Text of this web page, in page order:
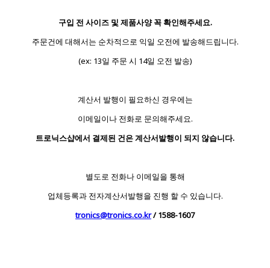
구입 전 사이즈 및 제품사양 꼭 확인해주세요.
주문건에 대해서는 순차적으로 익일 오전에 발송해드립니다.
(ex: 13일 주문 시 14일 오전 발송)
계산서 발행이 필요하신 경우에는
이메일이나 전화로 문의해주세요.
트로닉스샵에서 결제된 건은 계산서발행이 되지 않습니다.
별도로 전화나 이메일을 통해
업체등록과 전자계산서발행을 진행 할 수 있습니다.
tronics@tronics.co.kr/ 1588-1607